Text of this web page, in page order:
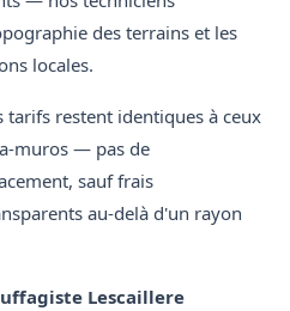
des terrains et les
locales.
tarifs restent identiques à ceux
muros — pas de
sauf frais
au-delà d'un rayon
Lescaillere